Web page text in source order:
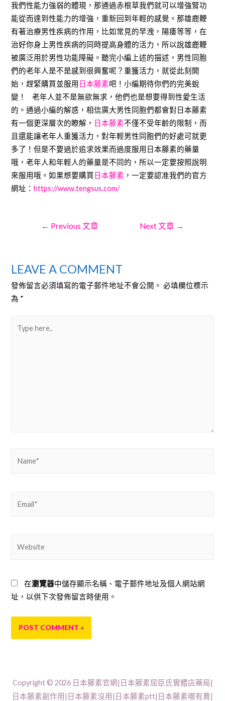
我們性能力強弱的體現，那通過赤根草我們就可以增強腎功
能從而達到性能力的增強，重新回到年輕的感覺。那雄鹿鞭
有著治療男性疾病的作用，比如常見的早洩，陽痿等等，在
治好你身上男性疾病的同時提高身體的活力，所以說雄鹿鞭
被廣泛用於男性功能障礙。聽完小編上述的描述，男性同胞
們的老年人是不是感到很興奮呢？重獲活力，就從此刻開
始，趕緊購買並服用 日本藤素吧！小編期待你們的完美蛻
變！ 老年人並不是無欲無求，他們也是想要得到性愛生活
的。通過小編的解惑，相信廣大男性同胞們都會對日本藤素
有一個更深層次的瞭解， 日本藤素不僅不受年齡的限制，而
且還能讓老年人重獲活力，對年輕男性同胞們的好處可就更
多了！但是不要過於追求效果而過度服用日本藤素的藥量
哦，老年人和年輕人的藥量是不同的，所以一定要按照說明
來服用哦。如果想要購買 日本藤素 ，一定要認准我們的官方
網址：https://www.tengsus.com/
文
章
← Previous 文章 Next 文章 →
LEAVE A COMMENT
發佈留言必須填寫的電子郵件地址不會公開。 必填欄位標示
為 *
here..
在瀏覽器中儲存顯示名稱、電子郵件地址及個人網站網
址，以供下次發佈留言時使用。
Copyright © 2026 日本藤素官網|日本藤素屈臣氏實體店藥局|
日本藤素副作用|日本藤素沒用|日本藤素ptt|日本藤素哪有賣|